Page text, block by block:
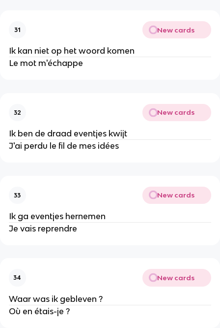
31 New cards
Ik kan niet op het woord komen
Le mot m'échappe
32 New cards
Ik ben de draad eventjes kwijt
J'ai perdu le fil de mes idées
33 New cards
Ik ga eventjes hernemen
Je vais reprendre
34 New cards
Waar was ik gebleven ?
Où en étais-je ?